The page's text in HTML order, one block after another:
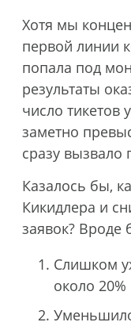
Хотя мы
первой линии
попала под
результаты
число тикетов
заметно
сразу вызвало
Казалось бы,
Кикидлера и
заявок? Вроде
Слишком
около